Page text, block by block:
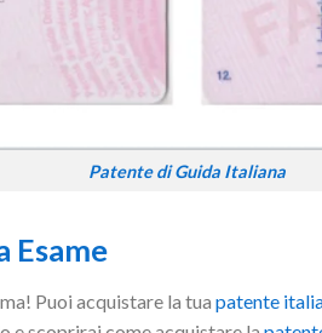
Patente di Guida Italiana
Esame
Puoi acquistare la tua patente